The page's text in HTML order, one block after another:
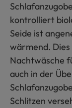
kontrolliert
Seide ist
wärmend.
Nachtwäsche
auch in der
Schlitzen